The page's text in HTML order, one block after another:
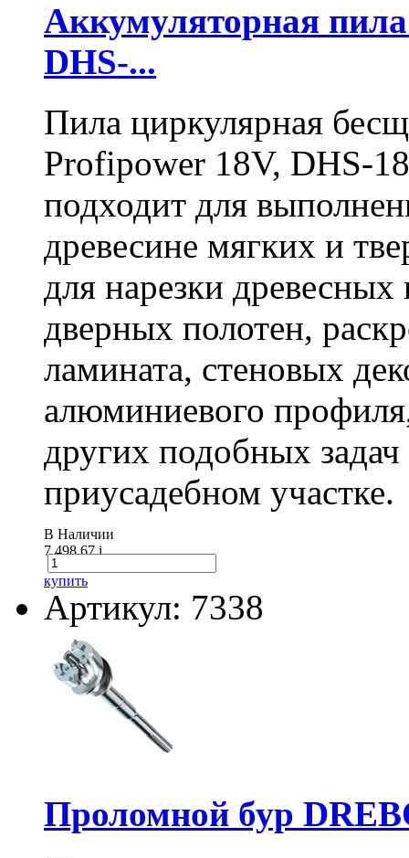
Аккумуляторная
DHS-...
Пила циркулярная
Profipower 18V, DHS-
подходит для
древесине мягких и
для нарезки
дверных полотен,
ламината, стеновых
алюминиевого
других подобных
приусадебном участке.
В Наличии
7 498.67i
купить
Артикул: 7338
Проломной бур